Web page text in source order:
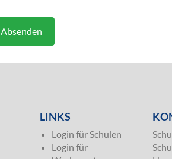
Absenden
LINKS
Login für Schulen
Login für